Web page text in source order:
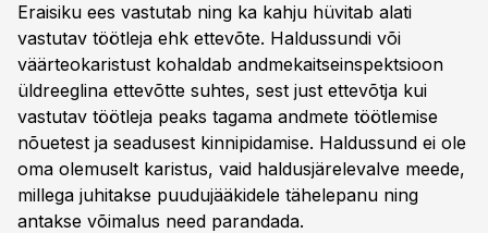
Eraisiku ees vastutab ning ka kahju hüvitab alati
vastutav töötleja ehk ettevõte. Haldussundi või
väärteokaristust kohaldab andmekaitseinspektsioon
üldreeglina ettevõtte suhtes, sest just ettevõtja kui
vastutav töötleja peaks tagama andmete töötlemise
nõuetest ja seadusest kinnipidamise. Haldussund ei ole
oma olemuselt karistus, vaid haldusjärelevalve meede,
millega juhitakse puudujääkidele tähelepanu ning
antakse võimalus need parandada.